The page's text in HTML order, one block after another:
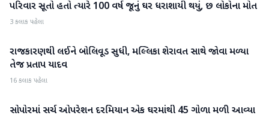
રાષ્ટ્રીય
પરિવાર સૂતો હતો ત્યારે 100 વર્ષ જૂનું ઘર ધરાશાયી થયું, છ લોકોના મોત
3 કલાક પહેલા
રાષ્ટ્રીય
રાજકારણથી લઈને બોલિવૂડ સુધી, મલ્લિકા શેરાવત સાથે જોવા મળ્યા
તેજ પ્રતાપ યાદવ
16 કલાક પહેલા
રાષ્ટ્રીય
સોપોરમાં સર્ચ ઓપરેશન દરમિયાન એક ઘરમાંથી 45 ગોળા મળી આવ્યા